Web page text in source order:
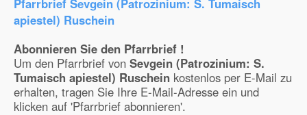
Pfarrbrief Sevgein (Patrozinium: S. Tumaisch
apiestel) Ruschein
Abonnieren Sie den Pfarrbrief !
Um den Pfarrbrief von Sevgein (Patrozinium: S.
Tumaisch apiestel) Ruschein kostenlos per E-Mail zu
erhalten, tragen Sie Ihre E-Mail-Adresse ein und
klicken auf 'Pfarrbrief abonnieren'.